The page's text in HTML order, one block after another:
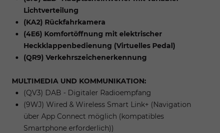
Lichtverteilung
(KA2) Rückfahrkamera
(4E6) Komfortöffnung mit elektrischer
Heckklappenbedienung (Virtuelles Pedal)
(QR9) Verkehrszeichenerkennung
MULTIMEDIA UND KOMMUNIKATION:
(QV3) DAB - Digitaler Radioempfang
(9WJ) Wired & Wireless Smart Link+ (Navigation
über App Connect möglich (kompatibles
Smartphone erforderlich))